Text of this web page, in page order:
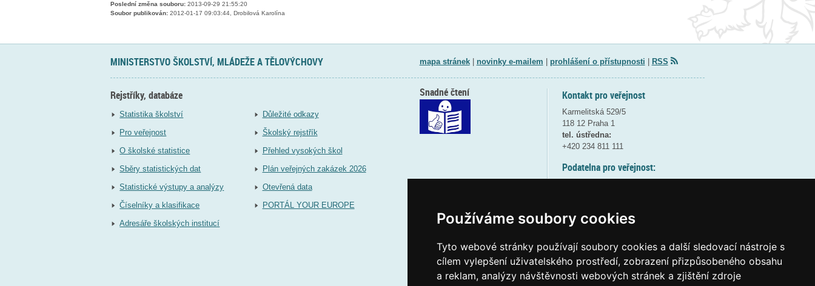
Používáme soubory cookies
Tyto webové stránky používají soubory cookies a další sledovací nástroje s
cílem vylepšení uživatelského prostředí, zobrazení přizpůsobeného obsahu
a reklam, analýzy návštěvnosti webových stránek a zjištění zdroje
Poslední změna souboru: 2013-09-29 21:55:20
Soubor publikován: 2012-01-17 09:03:44, Drobilová Karolína
MINISTERSTVO ŠKOLSTVÍ, MLÁDEŽE A TĚLOVÝCHOVY mapa stránek| novinky e-mailem prohlášení o přístupnosti RSS
Rejstříky, databáze
Statistika školství
Pro veřejnost
O školské statistice
Sběry statistických dat
Statistické výstupy a analýzy
Číselníky a klasifikace
Adresáře školských institucí
Důležité odkazy
Školský rejstřík
Přehled vysokých škol
Plán veřejných zakázek 2026
Otevřená data
PORTÁL YOUR EUROPE
Kontakt pro veřejnost
Karmelitská 529/5
118 12 Praha 1
tel. ústředna:
+420 234 811 111
Podatelna pro veřejnost:
(více informací
Elektronická podatelna:
posta@msmtgov cz
Snadné čtení